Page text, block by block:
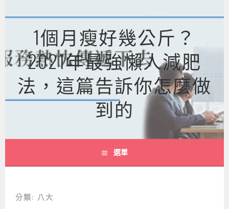
至
內
容
1個月瘦好幾公斤？
2021年最強懶人減肥
法，這篇告訴你怎麼做
到的
選單
分類: 八大